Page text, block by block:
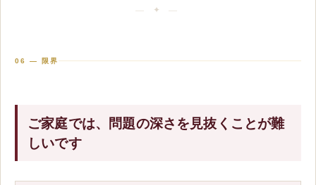
06 — 限界
ご家庭では、問題の深さを見抜くことが難
しいです